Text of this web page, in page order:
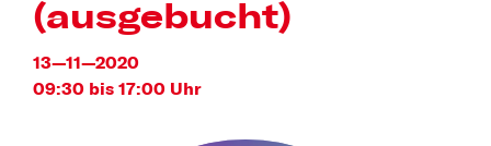
(ausgebucht)
13—11—2020
09:30 bis 17:00 Uhr